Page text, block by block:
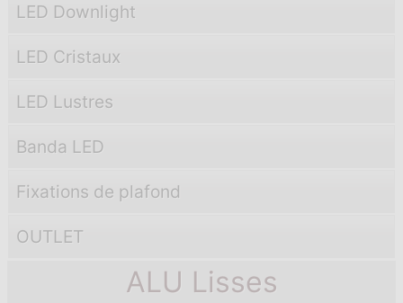
LED Downlight
LED Cristaux
LED Lustres
Banda LED
Fixations de plafond
OUTLET
ALU Lisses